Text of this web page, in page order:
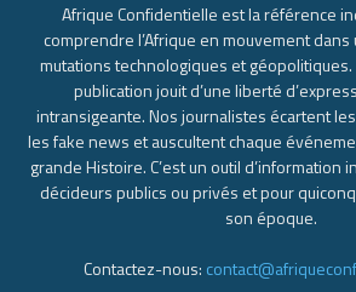
Afrique Confidentielle est la référence
comprendre l’Afrique en mouvement
mutations technologiques et
publication jouit d’une liberté
intransigeante. Nos journalistes écartent
les fake news et auscultent chaque
grande Histoire. C’est un outil d’information
décideurs publics ou privés et pour
son époque.
Contactez-nous: